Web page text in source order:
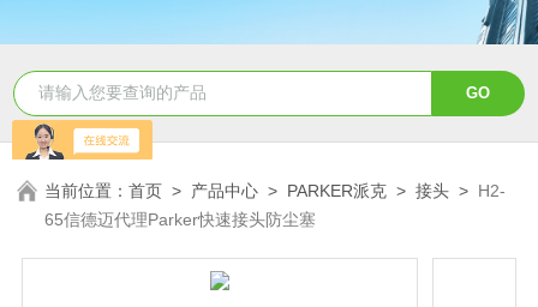
当前位置：首页 > 产品中心 > PARKER派克 >接头 > H2-
65信德迈代理Parker快速接头防尘塞